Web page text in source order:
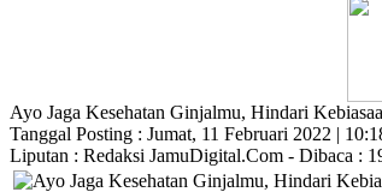
Ayo Jaga Kesehatan Ginjalmu, Hindari
Tanggal Posting : Jumat, 11 Februari 2022 |
Liputan : Redaksi JamuDigital.Com - Dibaca :